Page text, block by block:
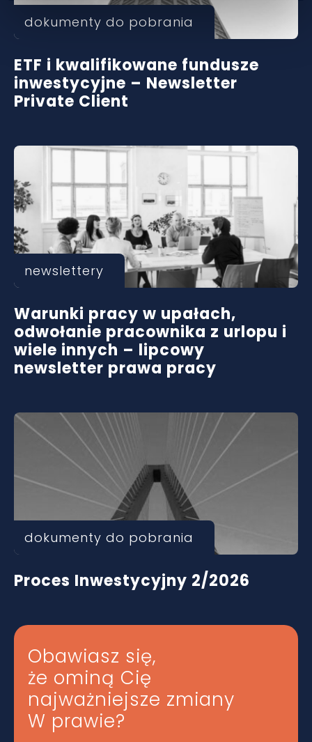
dokumenty do pobrania
ETF i kwalifikowane fundusze
inwestycyjne – Newsletter
Private Client
newslettery
Warunki pracy w upałach,
odwołanie pracownika z urlopu i
wiele innych – lipcowy
newsletter prawa pracy
dokumenty do pobrania
Proces Inwestycyjny 2/2026
Obawiasz się,
że ominą Cię
najważniejsze zmiany
W prawie?